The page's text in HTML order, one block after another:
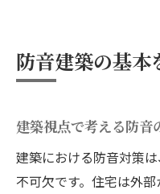
建築から始め
能美市の建築
地元に合った
建築視点から
防音建築の基本
建築視点で考える防音
建築における防音対策
不可欠です。住宅は外